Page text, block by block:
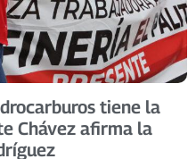
tiene la
Chávez afirma la